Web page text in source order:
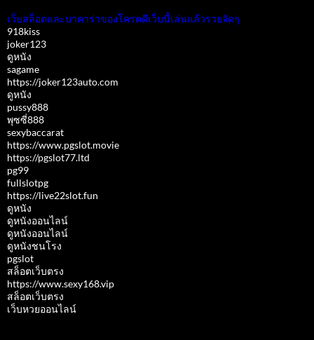
เว็บสล็อตและบาคาร่าของโครตดีเว็บนี้เล่นแล้วรวยจัดๆ
918kiss
joker123
ดูหนัง
sagame
https://joker123auto.com
ดูหนัง
pussy888
พุซซี่888
sexybaccarat
https://www.pgslot.movie
https://pgslot77.ltd
pg99
fullslotpg
https://live22slot.fun
ดูหนัง
ดูหนังออนไลน์
ดูหนังออนไลน์
ดูหนังชนโรง
pgslot
สล็อตเว็บตรง
https://www.sexy168.vip
สล็อตเว็บตรง
เว็บหวยออนไลน์